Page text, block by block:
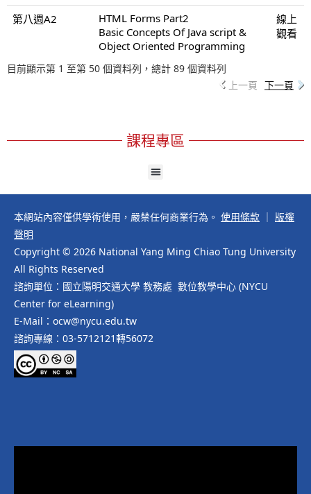
第八週A2
HTML Forms Part2
Basic Concepts Of Java script &
Object Oriented Programming
線上
觀看
目前顯示第 1 至第 50 個資料列，總計 89 個資料列
上一頁 下一頁
課程專區
本網站內容僅供學術使用，嚴禁任何商業行為。 使用條款
版權
聲明
Copyright © 2026 National Yang Ming Chiao Tung University
All Rights Reserved
諮詢單位：國立陽明交通大學 教務處 數位教學中心 (NYCU
Center for eLearning)
E-Mail：ocw@nycu.edu.tw
諮詢專線：03-5712121轉56072